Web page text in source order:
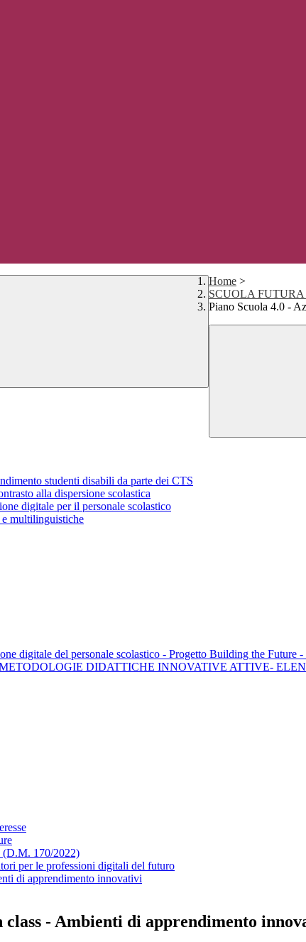
Home >
SCUOLA FUTURA
Piano Scuola 4.0 -
studenti disabili da parte dei CTS
alla dispersione scolastica
digitale per il personale scolastico
multilinguistiche
digitale del personale scolastico - Progetto Building the Future -
DIDATTICHE INNOVATIVE ATTIVE-
(D.M. 170/2022)
per le professioni digitali del futuro
di apprendimento innovativi
class - Ambienti di apprendimento